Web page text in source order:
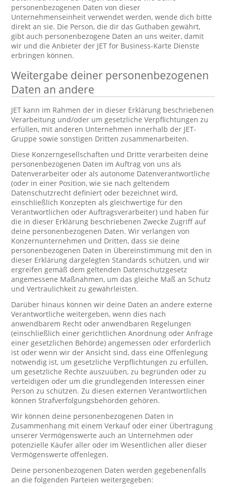
personenbezogenen Daten von dieser
Unternehmenseinheit verwendet werden, wende dich bitte
direkt an sie. Die Person, die dir das Guthaben gewährt,
gibt auch personenbezogene Daten an uns weiter, damit
wir und die Anbieter der JET for Business-Karte Dienste
erbringen können.
Weitergabe deiner personenbezogenen
Daten an andere
JET kann im Rahmen der in dieser Erklärung beschriebenen
Verarbeitung und/oder um gesetzliche Verpflichtungen zu
erfüllen, mit anderen Unternehmen innerhalb der JET-
Gruppe sowie sonstigen Dritten zusammenarbeiten.
Diese Konzerngesellschaften und Dritte verarbeiten deine
personenbezogenen Daten im Auftrag von uns als
Datenverarbeiter oder als autonome Datenverantwortliche
(oder in einer Position, wie sie nach geltendem
Datenschutzrecht definiert oder bezeichnet wird,
einschließlich Konzepten als gleichwertige für den
Verantwortlichen oder Auftragsverarbeiter) und haben für
die in dieser Erklärung beschriebenen Zwecke Zugriff auf
deine personenbezogenen Daten. Wir verlangen von
Konzernunternehmen und Dritten, dass sie deine
personenbezogenen Daten in Übereinstimmung mit den in
dieser Erklärung dargelegten Standards schützen, und wir
ergreifen gemäß dem geltenden Datenschutzgesetz
angemessene Maßnahmen, um das gleiche Maß an Schutz
und Vertraulichkeit zu gewährleisten.
Darüber hinaus können wir deine Daten an andere externe
Verantwortliche weitergeben, wenn dies nach
anwendbarem Recht oder anwendbaren Regelungen
(einschließlich einer gerichtlichen Anordnung oder Anfrage
einer gesetzlichen Behörde) angemessen oder erforderlich
ist oder wenn wir der Ansicht sind, dass eine Offenlegung
notwendig ist, um gesetzliche Verpflichtungen zu erfüllen,
um gesetzliche Rechte auszuüben, zu begründen oder zu
verteidigen oder um die grundlegenden Interessen einer
Person zu schützen. Zu diesen externen Verantwortlichen
können Strafverfolgungsbehörden gehören.
Wir können deine personenbezogenen Daten in
Zusammenhang mit einem Verkauf oder einer Übertragung
unserer Vermögenswerte auch an Unternehmen oder
potenzielle Käufer aller oder im Wesentlichen aller dieser
Vermögenswerte offenlegen.
Deine personenbezogenen Daten werden gegebenenfalls
an die folgenden Parteien weitergegeben: